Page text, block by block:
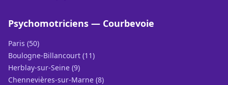
Psychomotriciens — Courbevoie
Paris (50)
Boulogne-Billancourt (11)
Herblay-sur-Seine (9)
Chennevières-sur-Marne (8)